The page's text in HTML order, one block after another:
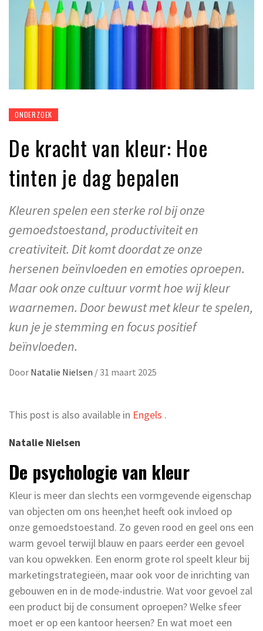
ONDERZOEK
De kracht van kleur: Hoe
tinten je dag bepalen
Kleuren spelen een sterke rol bij onze
gemoedstoestand, productiviteit en
creativiteit. Dit komt doordat ze onze
hersenen beïnvloeden en emoties oproepen.
Maar ook onze cultuur vormt hoe wij kleur
waarnemen. Door bewust met kleur te spelen,
kun je je stemming en focus positief
beïnvloeden.
Door Natalie Nielsen / 31 maart 2025
This post is also available in Engels .
Natalie Nielsen
De psychologie van kleur
Kleur is meer dan slechts een vormgevende eigenschap
van objecten om ons heen;het heeft ook invloed op
onze gemoedstoestand. Zo geven rood en geel ons een
warm gevoel terwijl blauw en paars eerder een gevoel
van kou opwekken. Een enorm grote rol speelt kleur bij
marketingstrategieën, maar ook voor de inrichting van
gebouwen en in de mode-industrie. Wat voor gevoel zal
een product bij de consument oproepen? Welke sfeer
moet er op een kantoor heersen? En wat moet een